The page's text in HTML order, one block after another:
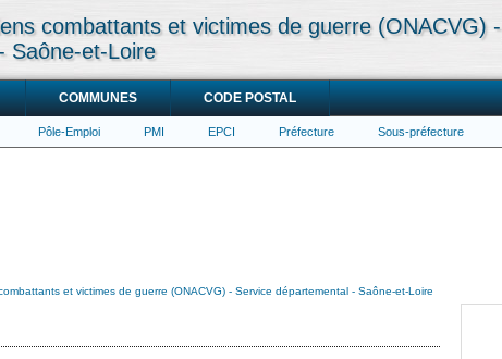
combattants et victimes de guerre (ONACVG) -
Saône-et-Loire
COMMUNES CODE POSTAL
Pôle-Emploi PMI EPCI Préfecture Sous-préfecture
et victimes de guerre (ONACVG) - Service départemental - Saône-et-Loire